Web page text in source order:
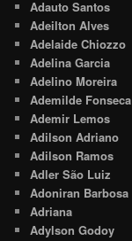
Adauto Santos
Adeilton Alves
Adelaide Chiozzo
Adelina Garcia
Adelino Moreira
Ademilde Fonseca
Ademir Lemos
Adilson Adriano
Adilson Ramos
Adler São Luiz
Adoniran Barbosa
Adriana
Adylson Godoy